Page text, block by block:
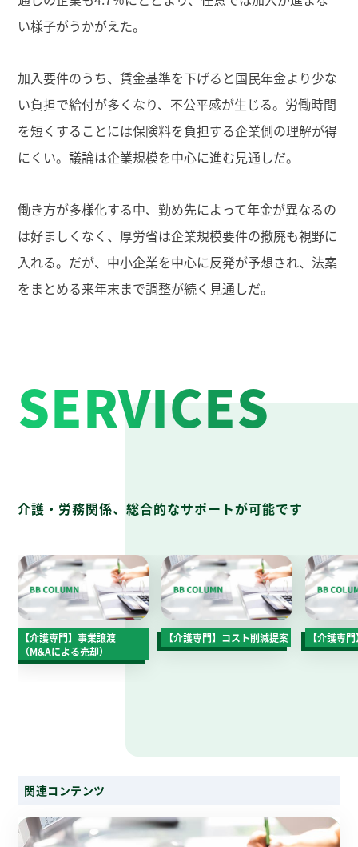
い様子がうかがえた。
加入要件のうち、賃金基準を下げると国民年金より少な
い負担で給付が多くなり、不公平感が生じる。労働時間
を短くすることには保険料を負担する企業側の理解が得
にくい。議論は企業規模を中心に進む見通しだ。
働き方が多様化する中、勤め先によって年金が異なるの
は好ましくなく、厚労省は企業規模要件の撤廃も視野に
入れる。だが、中小企業を中心に反発が予想され、法案
をまとめる来年末まで調整が続く見通しだ。
SERVICES
介護・労務関係、総合的なサポートが可能です
【介護専門】事業譲渡
（M&Aによる売却）
【介護専門】コスト削減提案 【介護専
関連コンテンツ